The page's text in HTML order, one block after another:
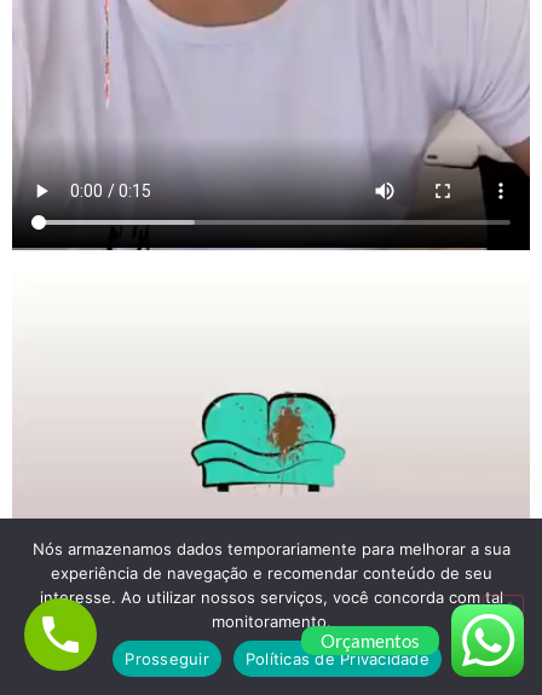
Orçamentos
Nós armazenamos dados temporariamente para melhorar a sua
experiência de navegação e recomendar conteúdo de seu
interesse. Ao utilizar nossos serviços, você concorda com tal
monitoramento.
Prosseguir
Políticas de Privacidade